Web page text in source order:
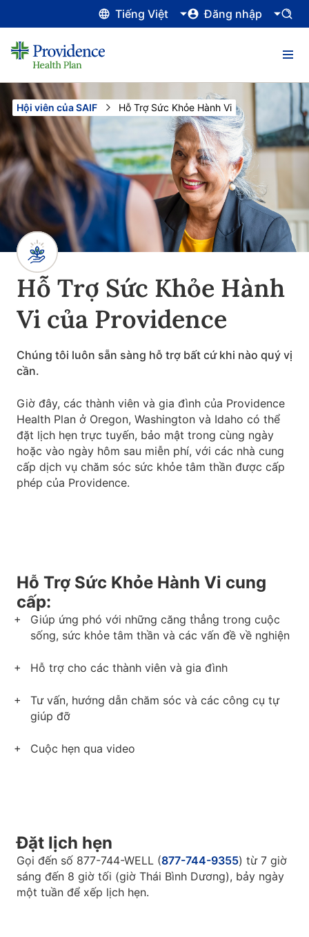
Tiếng Việt Đăng nhập
Hội viên của SAIF Current:
Hỗ Trợ Sức Khỏe Hành Vi
Hỗ Trợ Sức Khỏe Hành
Vi của Providence
Chúng tôi luôn sẵn sàng hỗ trợ bất cứ khi nào quý vị
cần.
Giờ đây, các thành viên và gia đình của Providence
Health Plan ở Oregon, Washington và Idaho có thể
đặt lịch hẹn trực tuyến, bảo mật trong cùng ngày
hoặc vào ngày hôm sau miễn phí, với các nhà cung
cấp dịch vụ chăm sóc sức khỏe tâm thần được cấp
phép của Providence.
Hỗ Trợ Sức Khỏe Hành Vi cung
cấp:
Giúp ứng phó với những căng thẳng trong cuộc
sống, sức khỏe tâm thần và các vấn đề về nghiện
Hỗ trợ cho các thành viên và gia đình
Tư vấn, hướng dẫn chăm sóc và các công cụ tự
giúp đỡ
Cuộc hẹn qua video
Đặt lịch hẹn
Gọi đến số 877-744-WELL (877-744-9355) từ 7 giờ
sáng đến 8 giờ tối (giờ Thái Bình Dương), bảy ngày
một tuần để xếp lịch hẹn.